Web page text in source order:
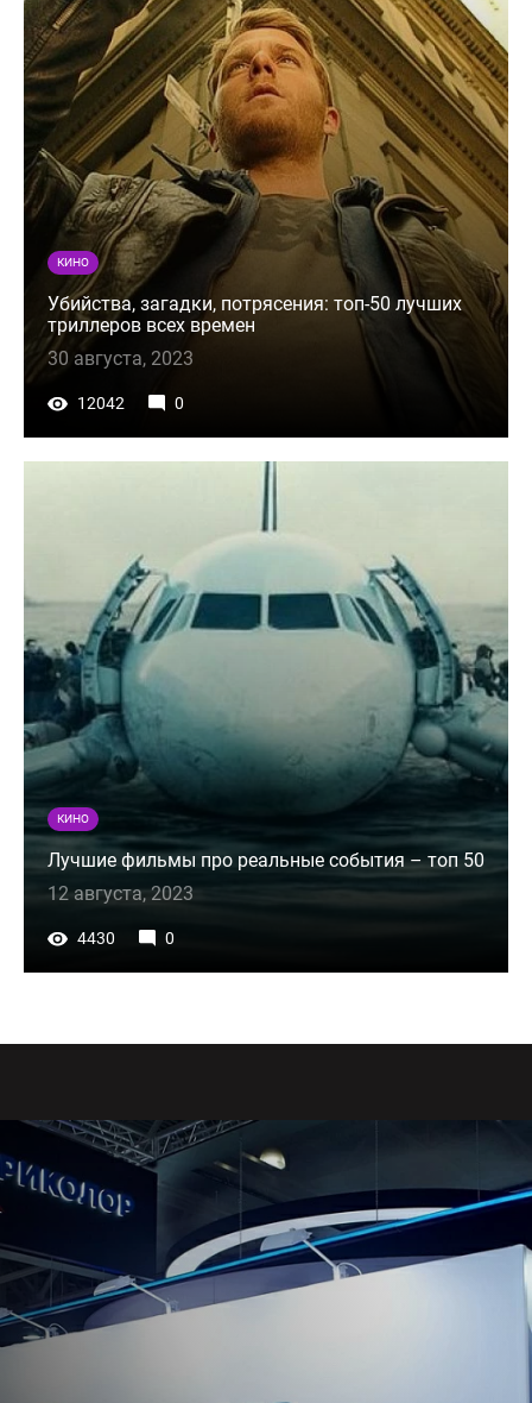
КИНО
Убийства, загадки, потрясения: топ-50 лучших
триллеров всех времен
30 августа, 2023
12042 0
КИНО
Лучшие фильмы про реальные события – топ 50
12 августа, 2023
4430 0